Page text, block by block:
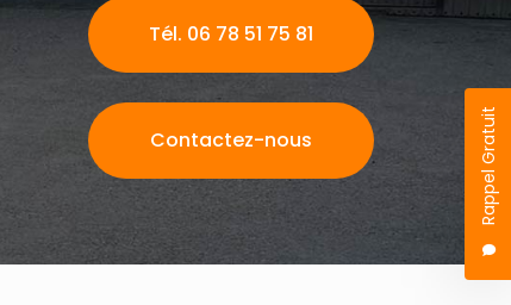
Rappel Gratuit
Clôtures et portails
Tél. 06 78 51 75 81
Contactez-nous